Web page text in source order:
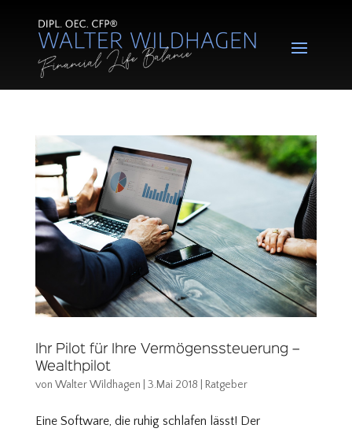
Ihr Pilot für Ihre Vermögenssteuerung –
Wealthpilot
von Walter Wildhagen 3.Mai 2018 Ratgeber
Eine Software, die ruhig schlafen lässt! Der